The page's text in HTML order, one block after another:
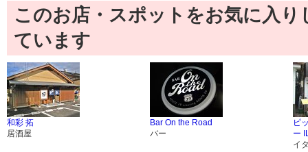
このお店・スポットをお気に入
ています
和彩 拓
居酒屋
Bar On the Road
バー
ピ
ー
イ